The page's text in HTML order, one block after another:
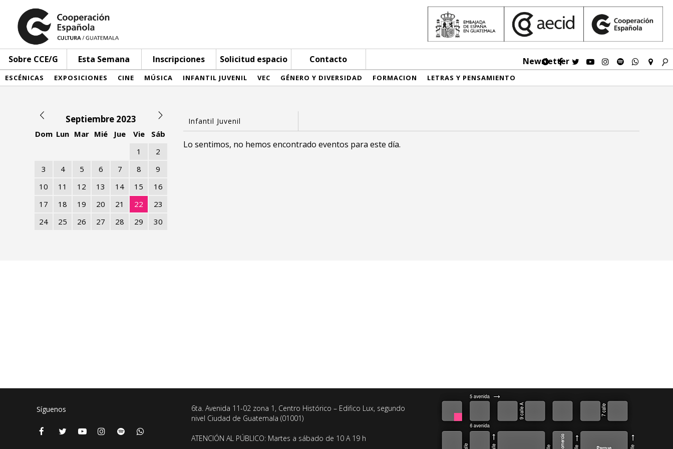
Sobre CCE/G Esta Semana Inscripciones Solicitud espacio Contacto Newsletter
ESCÉNICAS EXPOSICIONES CINE MÚSICA INFANTIL JUVENIL VEC GÉNERO Y DIVERSIDAD FORMACION LETRAS Y PENSAMIENTO
Septiembre 2023
Dom Lun Mar Mié Jue Vie
Sáb
1
2
3
4 5 6 7 8
9
10
11 12 13 14 15
16
17
18 19 20 21 22
23
24
25 26 27 28 29 30
Lo sentimos, no hemos encontrado eventos para este día.
Síguenos
6ta. Avenida 11-02 zona 1, Centro Histórico – Edifico Lux, segundo
nivel Ciudad de Guatemala (01001)
ATENCIÓN AL PÚBLICO: Martes a sábado de 10 A 19 h